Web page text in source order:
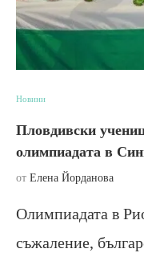
Новини
Пловдивски
олимпиадата в
от Елена Йорданова
Олимпиадата в
съжаление,